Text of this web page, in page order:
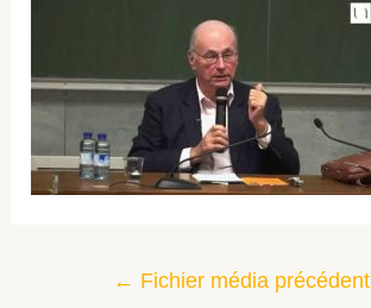
← Fichier média précédent